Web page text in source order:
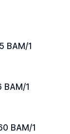
BAM/1
1
BAM/1